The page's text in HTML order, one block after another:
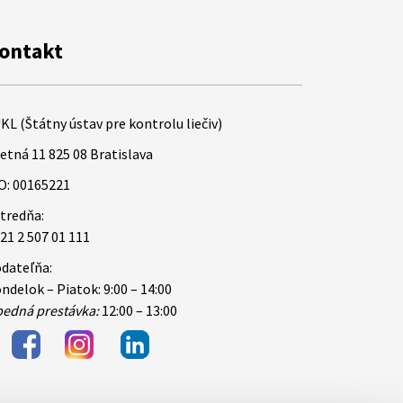
(Štátny ústav pre kontrolu liečiv)
11 825 08 Bratislava
00165221
2 507 01 111
– Piatok: 9:00 – 14:00
prestávka:12:00 – 13:00